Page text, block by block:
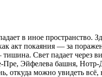
в иное пространство.
акт покаяния — за
Свет падает через
Пре, Эйфелева башня,
откуда можно увидеть всё,